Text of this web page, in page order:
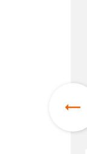
